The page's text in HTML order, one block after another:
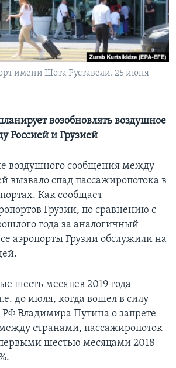
имени Шота Руставели. 25 июня
возобновлять воздушное
Россией и Грузией
воздушного сообщения между
вызвало спад пассажиропотока в
Как сообщает
Грузии, по сравнению с
года за аналогичный
аэропорты Грузии обслужили на
шесть месяцев 2019 года
до июля, когда вошел в силу
РФ Владимира Путина о запрете
странами, пассажиропоток
шестью месяцами 2018